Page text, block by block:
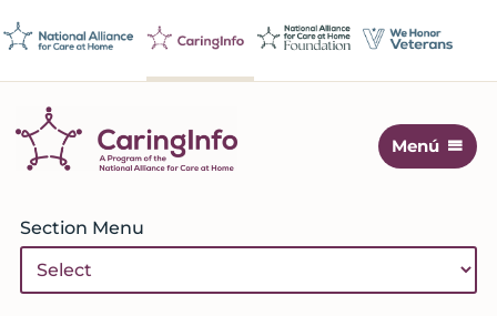
to
to
to
to
ayudar
las
Menú
Primary
Sidebar
Section Menu